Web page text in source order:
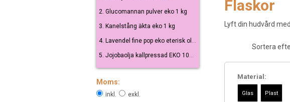
2. Glucomannan pulver eko 1 kg
3. Kanelstång äkta eko 1 kg
4. Lavendel fine pop eko eterisk olja 10 ml
5. Jojobaolja kallpressad EKO 100 ml
Moms:
inkl. exkl.
Flaskor
Lyft din hudvård
Material:
Sortera